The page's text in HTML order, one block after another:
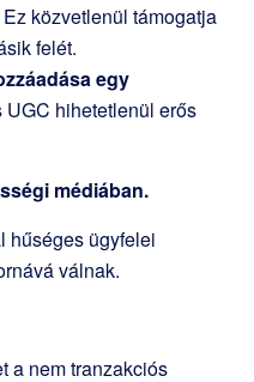
Ez közvetlenül támogatja
felét.
egy
UGC hihetetlenül erős
médiában.
hűséges ügyfelei
válnak.
a nem tranzakciós